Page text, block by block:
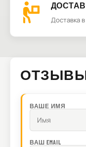
Доставка
ВАШЕ ИМЯ
ВАШ EMAIL